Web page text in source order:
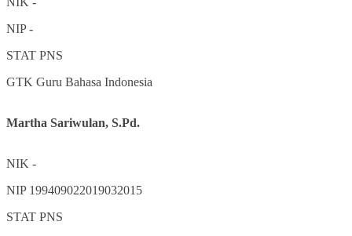
NIP-
STAT PNS
GTK Guru Bahasa Indonesia
Martha Sariwulan, S.Pd.
NIK -
NIP 199409022019032015
STAT PNS